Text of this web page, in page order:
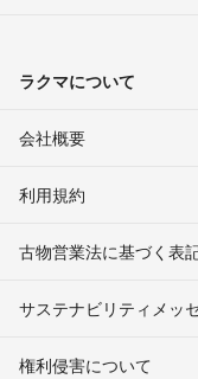
ラクマについて
会社概要
利用規約
古物営業法に基づく表
サステナビリティメッ
権利侵害について